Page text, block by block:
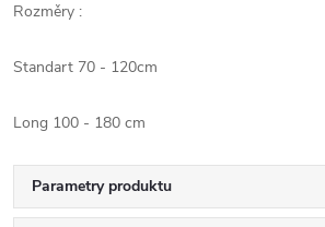
Rozměry :
Standart 70 - 120cm
Long 100 - 180 cm
Parametry produktu